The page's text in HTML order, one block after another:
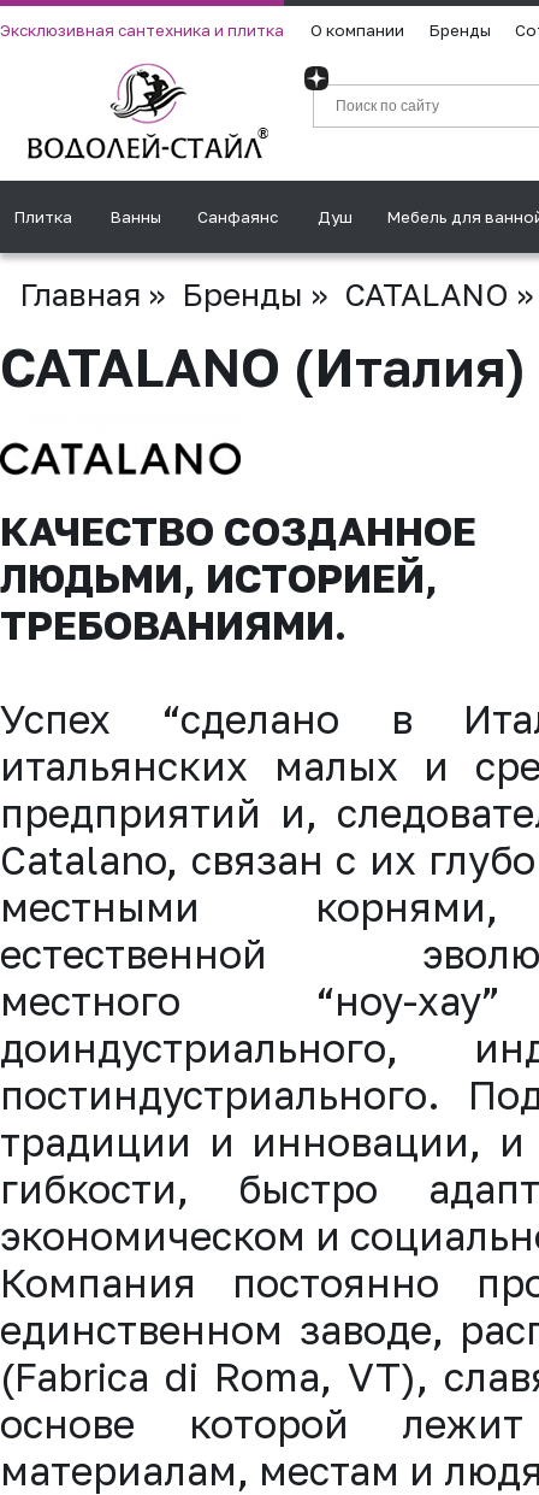
Эксклюзивная сантехника и плитка О компании Бренды
Плитка Ванны Санфаянс Душ Мебель для
Главная » Бренды » CATALANO »
CATALANO (Италия)
КАЧЕСТВО СОЗДАННОЕ
ЛЮДЬМИ, ИСТОРИЕЙ,
ТРЕБОВАНИЯМИ.
Успех “сделано в
итальянских малых и
предприятий и,
Catalano, связан с их
местными
естественной
местного “ноу-
доиндустриального,
постиндустриального.
традиции и инновации,
гибкости, быстро
экономическом и
Компания постоянно
единственном заводе,
(Fabrica di Roma, VT),
основе которой
материалам, местам и